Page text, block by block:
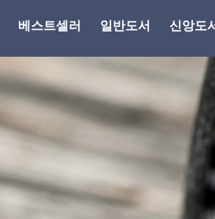
베스트셀러 일반도서 신앙도